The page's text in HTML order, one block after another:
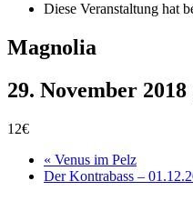
Diese Veranstaltung hat
Magnolia
29. November 2018
12€
« Venus im Pelz
Der Kontrabass –